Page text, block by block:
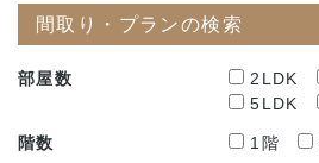
間取り・プランの検索
部屋数 2LDK
5LDK
階数 1階